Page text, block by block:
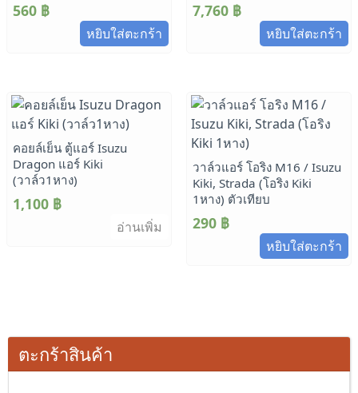
560 ฿
หยิบใส่ตะกร้า
7,760 ฿
หยิบใส่ตะกร้า
คอยล์เย็น ตู้แอร์ Isuzu
Dragon แอร์ Kiki
(วาล์ว1หาง)
1,100 ฿
อ่านเพิ่ม
วาล์วแอร์ โอริง M16 / Isuzu
Kiki, Strada (โอริง Kiki
1หาง) ตัวเทียบ
290 ฿
หยิบใส่ตะกร้า
ตะกร้าสินค้า